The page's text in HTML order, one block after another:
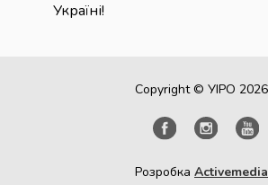
Україні!
Copyright © УІРО 2026
Розробка Activemedia